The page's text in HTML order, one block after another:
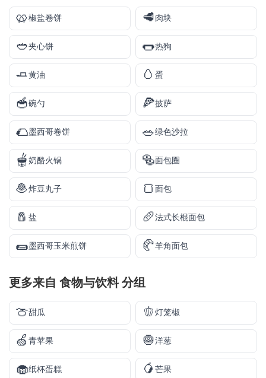
🥨椒盐卷饼 🥩肉块
🥙夹心饼 🌭热狗
🧈黄油 🥚 蛋
🥣碗勺 🍕披萨
🌮墨西哥卷饼 🥗绿色沙拉
🫕奶酪火锅 🥯面包圈
🧆炸豆丸子 🍞 面包
🧂 盐 🥖法式长棍面包
🌯墨西哥玉米煎饼 🥐羊角面包
更多来自 食物与饮料分组
🍈甜瓜 🫑灯笼椒
🍏 青苹果 🧅洋葱
🧁纸杯蛋糕 🥭 芒果